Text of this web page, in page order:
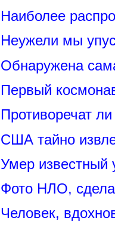
Наиболее
Неужели мы
Обнаружена
Первый
Противоречат
США тайно
Умер
Фото НЛО,
Человек,